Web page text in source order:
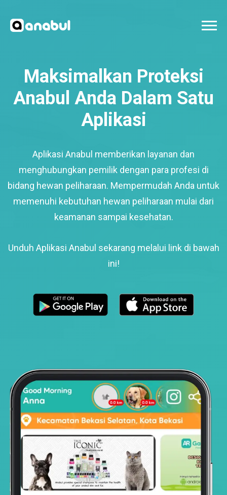
Maksimalkan Proteksi
Anabul Anda Dalam Satu
Aplikasi
Aplikasi Anabul memberikan layanan dan
menghubungkan pemilik dengan para profesi di
bidang hewan peliharaan. Mempermudah Anda untuk
memenuhi kebutuhan hewan peliharaan mulai dari
keamanan sampai kesehatan.
Unduh Aplikasi Anabul sekarang melalui link di bawah
ini!